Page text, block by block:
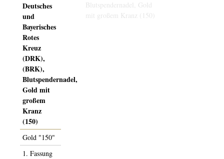
Deutsches
und
Bayerisches
Rotes
Kreuz
(DRK),
(BRK),
Blutspendernadel,
Gold mit
großem
Kranz
(150)
Gold "150"
1. Fas­­sung